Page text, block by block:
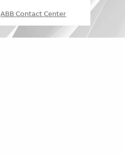
ABB Contact Center